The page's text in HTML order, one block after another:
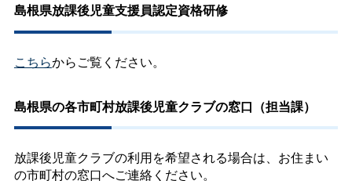
島根県放課後児童支援員認定資格研修
こちらからご覧ください。
島根県の各市町村放課後児童クラブの窓口（担当課）
放課後児童クラブの利用を希望される場合は、お住まい
の市町村の窓口へご連絡ください。